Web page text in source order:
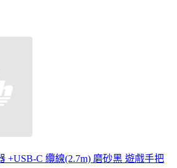
+USB-C 纜線(2.7m) 磨砂黑 遊戲手把